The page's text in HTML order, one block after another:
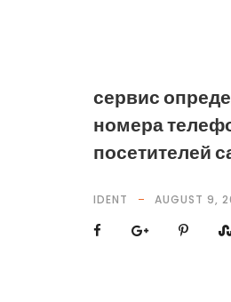
сервис
номера
посетителей
IDENT AUGUST 9,